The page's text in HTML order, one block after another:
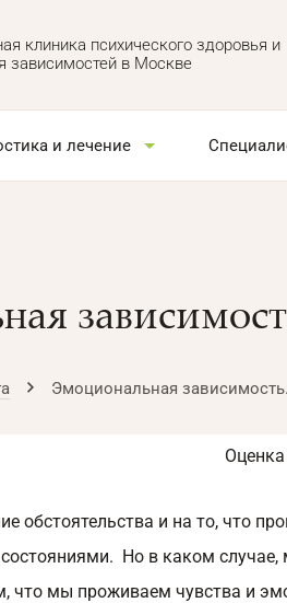
клиника психического здоровья и
зависимостей в Москве
и лечение
Эмоциональная
Оценка
обстоятельства и на то, что
Но в каком случае,
что мы проживаем чувства и